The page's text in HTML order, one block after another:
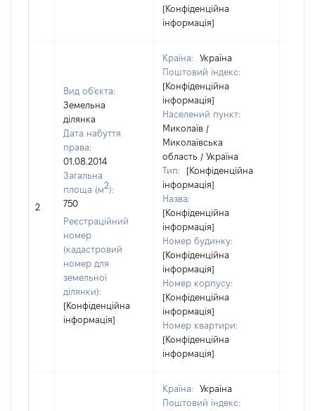
[Конфіденційна
інформація]
2
Вид об'єкта:
Земельна
ділянка
Дата набуття
права:
01.08.2014
Загальна
площа (м2):
750
Реєстраційний
номер
(кадастровий
номер для
земельної
ділянки):
[Конфіденційна
інформація]
Країна:
Україна
Поштовий індекс:
[Конфіденційна
інформація]
Населений пункт:
Миколаїв /
Миколаївська
область / Україна
Тип:
[Конфіденційна
інформація]
Назва:
[Конфіденційна
інформація]
Номер будинку:
[Конфіденційна
інформація]
Номер корпусу:
[Конфіденційна
інформація]
Номер квартири:
[Конфіденційна
інформація]
Країна:
Україна
Поштовий індекс: